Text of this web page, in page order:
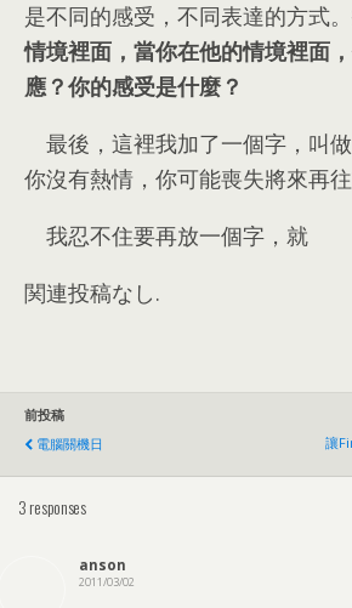
是不同的感受 ， 不同表達的方式。
情境裡面 ， 當你在他的情境裡面 ，
應？你的感受是什麼？
最後 ， 這裡我加了一個字 ， 叫
你沒有熱情 ， 你可能喪失將來再
我忍不住要再放一個字 ， 就
関連投稿なし.
前投稿
電腦關機日
讓
3responses
anson
2011/03/02